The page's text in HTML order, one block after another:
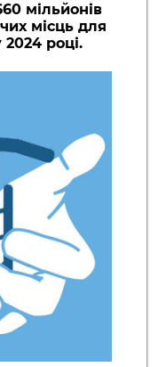
мільйонів
місць для
році.